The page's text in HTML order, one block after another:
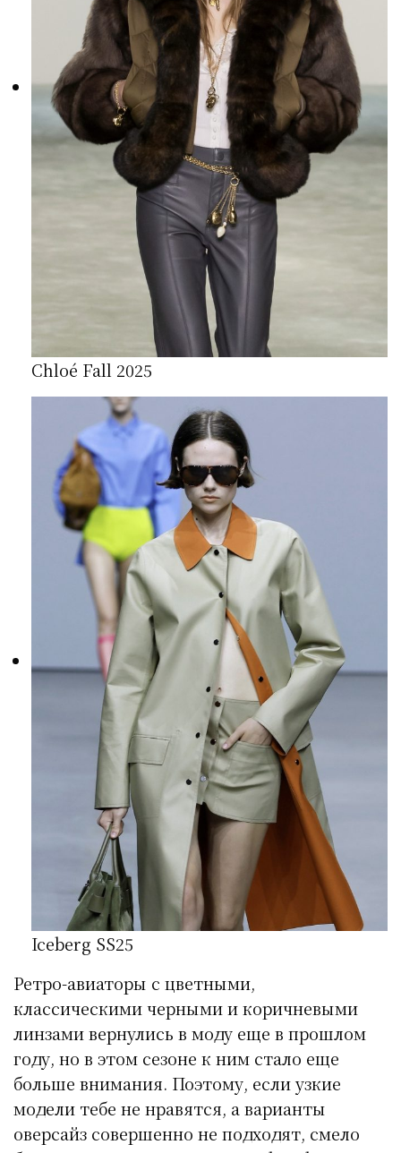
Chloé Fall 2025
Iceberg SS25
Ретро-авиаторы с цветными,
классическими черными и коричневыми
линзами вернулись в моду еще в прошлом
году, но в этом сезоне к ним стало еще
больше внимания. Поэтому, если узкие
модели тебе не нравятся, а варианты
оверсайз совершенно не подходят, смело